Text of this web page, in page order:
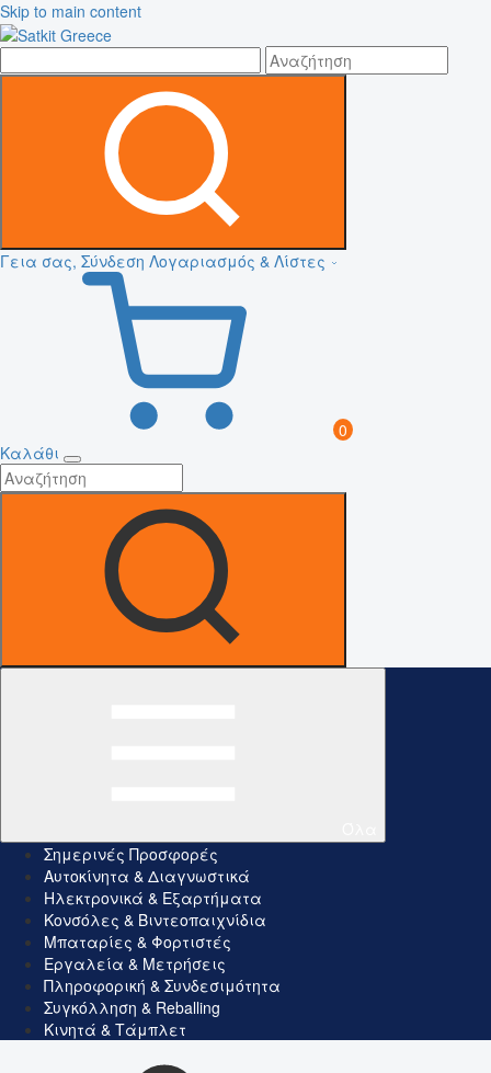
Skip to main content
Γεια σας, Σύνδεση Λογαριασμός & Λίστες
0
Καλάθι
Σημερινές Προσφορές
Αυτοκίνητα & Διαγνωστικά
Ηλεκτρονικά & Εξαρτήματα
Κονσόλες & Βιντεοπαιχνίδια
Μπαταρίες & Φορτιστές
Εργαλεία & Μετρήσεις
Πληροφορική & Συνδεσιμότητα
Συγκόλληση & Reballing
Κινητά & Τάμπλετ